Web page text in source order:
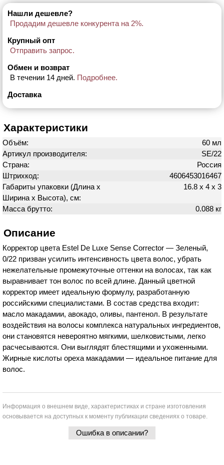
Нашли дешевле?
Продадим дешевле конкурента на 2%.
Крупный опт
Отправить запрос.
Обмен и возврат
В течении 14 дней. Подробнее.
Доставка
Характеристики
Объём:
60 мл
Артикул производителя:
SE/22
Страна:
Россия
Штрихкод:
4606453016467
Габариты упаковки (Длина х
Ширина х Высота), см:
16.8 х 4 х 3
Масса брутто: 0.088 кг
Описание
Корректор цвета Estel De Luxe Sense Corrector — Зеленый,
0/22 призван усилить интенсивность цвета волос, убрать
нежелательные промежуточные оттенки на волосах, так как
выравнивает тон волос по всей длине. Данный цветной
корректор имеет идеальную формулу, разработанную
российскими специалистами. В состав средства входит:
масло макадамии, авокадо, оливы, пантенол. В результате
воздействия на волосы комплекса натуральных ингредиентов,
они становятся невероятно мягкими, шелковистыми, легко
расчесываются. Они выглядят блестящими и ухоженными.
Жирные кислоты ореха макадамии — идеальное питание для
волос.
Информация о внешнем виде, характеристиках и стране изготовления
основывается на доступных к моменту публикации сведениях о товаре.
Ошибка в описании?